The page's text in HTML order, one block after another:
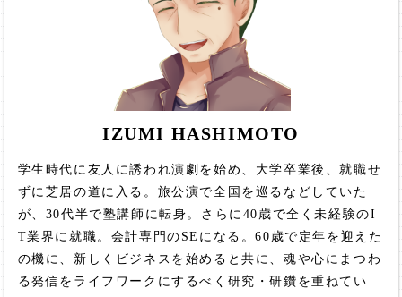
IZUMI HASHIMOTO
学生時代に友人に誘われ演劇を始め、大学卒業後、就職せ
ずに芝居の道に入る。旅公演で全国を巡るなどしていた
が、30代半で塾講師に転身。さらに40歳で全く未経験のI
T業界に就職。会計専門のSEになる。60歳で定年を迎えた
の機に、新しくビジネスを始めると共に、魂や心にまつわ
る発信をライフワークにするべく研究・研鑽を重ねてい